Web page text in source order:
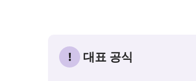
! 대표 공식